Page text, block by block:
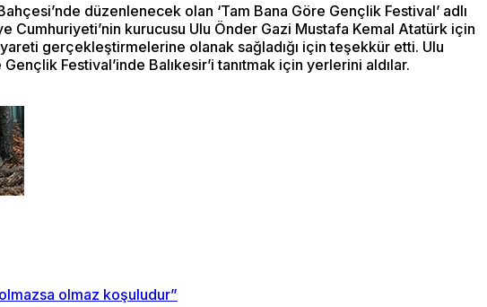
düzenlenecek olan ‘Tam Bana Göre Gençlik Festival’ adlı
Cumhuriyeti’nin kurucusu Ulu Önder Gazi Mustafa Kemal Atatürk için
gerçekleştirmelerine olanak sağladığı için teşekkür etti. Ulu
Festival’inde Balıkesir’i tanıtmak için yerlerini aldılar.
olmaz koşuludur”